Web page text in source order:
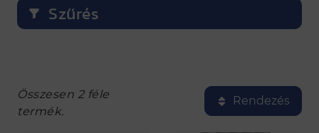
Szűrés
Összesen 2 féle
termék.
Rendezés